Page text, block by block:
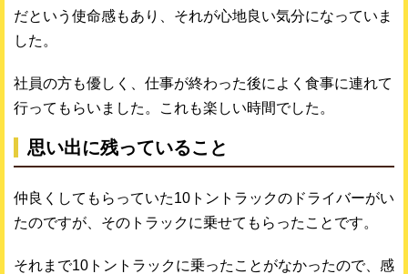
だという使命感もあり、それが心地良い気分になっていま
した。
社員の方も優しく、仕事が終わった後によく食事に連れて
行ってもらいました。これも楽しい時間でした。
思い出に残っていること
仲良くしてもらっていた10トントラックのドライバーがい
たのですが、そのトラックに乗せてもらったことです。
それまで10トントラックに乗ったことがなかったので、感